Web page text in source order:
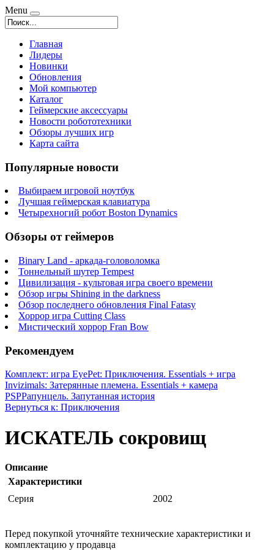
Menu
Главная
Лидеры
Новинки
Обновления
Мой компьютер
Каталог
Геймерские аксессуары
Новости робототехники
Обзоры лучших игр
Карта сайта
Популярные новости
Выбираем игровой ноутбук
Лучшая геймерская клавиатура
Четырехногий робот Boston Dynamics
Обзоры от геймеров
Binary Land - аркада-головоломка
Тоннельный шутер Tempest
Цивилизация - культовая игра своего времени
Обзор игры Shining in the darkness
Обзор последнего обновления Final Fatasy
Хоррор игра Cutting Class
Мистический хоррор Fran Bow
Рекомендуем
Комплект: игра EyePet: Приключения. Essentials + игра
Invizimals: Затерянные племена. Essentials + камера
PSPРапунцель. Запутанная история
Вернуться к: Приключения
ИСКАТЕЛЬ сокровищ
Описание
Характеристики
Серия
2002
Перед покупкой уточняйте технические характеристики и
комплектацию у продавца